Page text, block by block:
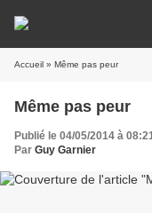
Accueil » Même pas peur
Même pas peur
Publié le 04/05/2014 à
Par Guy Garnier